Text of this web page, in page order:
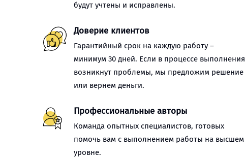
будут учтены и исправлены.
Доверие клиентов
Гарантийный срок на каждую работу –
минимум 30 дней. Если в процессе выполнения
возникнут проблемы, мы предложим решение
или вернем деньги.
Профессиональные авторы
Команда опытных специалистов, готовых
помочь вам с выполнением работы на высшем
уровне.